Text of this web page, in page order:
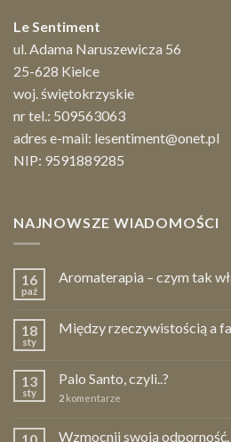
Le Sentiment
ul. Adama Naruszewicza 56
25-628 Kielce
woj. świętokrzyskie
nr tel.: 509563063
adres e-mail: lesentiment@onet.pl
NIP: 9591889285
NAJNOWSZE WIADOMOŚCI
16
paź
Aromaterapia – czym tak
18
sty
Między rzeczywistością a
13
sty
Palo Santo, czyli..?
2 komentarze
Wzmocnij swoją odporność.